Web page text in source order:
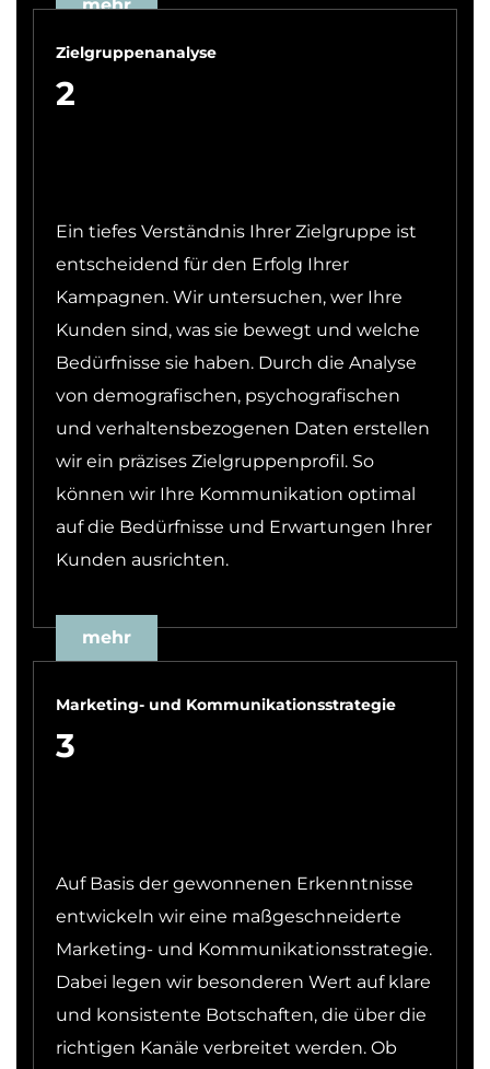
mehr
Zielgruppenanalyse
2
Ein tiefes Verständnis Ihrer Zielgruppe ist
entscheidend für den Erfolg Ihrer
Kampagnen. Wir untersuchen, wer Ihre
Kunden sind, was sie bewegt und welche
Bedürfnisse sie haben. Durch die Analyse
von demografischen, psychografischen
und verhaltensbezogenen Daten erstellen
wir ein präzises Zielgruppenprofil. So
können wir Ihre Kommunikation optimal
auf die Bedürfnisse und Erwartungen Ihrer
Kunden ausrichten.
mehr
Marketing- und Kommunikationsstrategie
3
Auf Basis der gewonnenen Erkenntnisse
entwickeln wir eine maßgeschneiderte
Marketing- und Kommunikationsstrategie.
Dabei legen wir besonderen Wert auf klare
und konsistente Botschaften, die über die
richtigen Kanäle verbreitet werden. Ob